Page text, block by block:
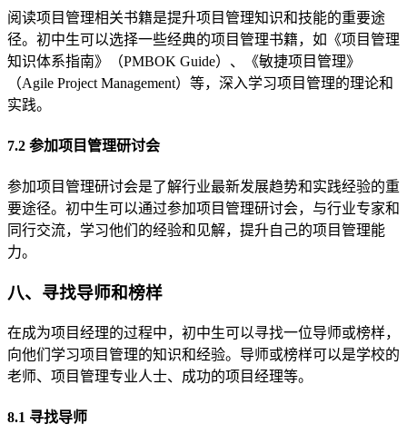
阅读项目管理相关书籍是提升项目管理知识和技能的重要途
径。初中生可以选择一些经典的项目管理书籍，如《项目管理
知识体系指南》（PMBOK Guide）、《敏捷项目管理》
（Agile Project Management）等，深入学习项目管理的理论和
实践。
7.2 参加项目管理研讨会
参加项目管理研讨会是了解行业最新发展趋势和实践经验的重
要途径。初中生可以通过参加项目管理研讨会，与行业专家和
同行交流，学习他们的经验和见解，提升自己的项目管理能
力。
八、寻找导师和榜样
在成为项目经理的过程中，初中生可以寻找一位导师或榜样，
向他们学习项目管理的知识和经验。导师或榜样可以是学校的
老师、项目管理专业人士、成功的项目经理等。
8.1 寻找导师